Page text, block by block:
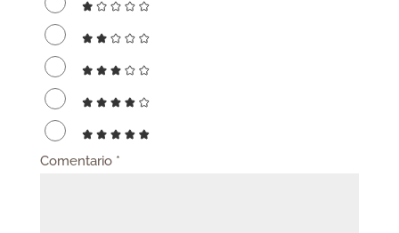
Comentario *